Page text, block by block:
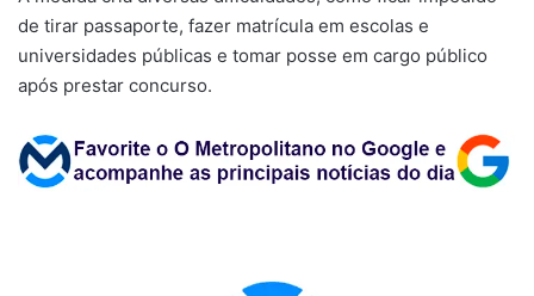
de tirar passaporte, fazer matrícula em escolas e
universidades públicas e tomar posse em cargo público
após prestar concurso.